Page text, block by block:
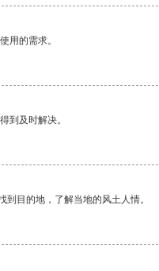
用的需求。
到及时解决。
目的地，了解当地的风土人情。